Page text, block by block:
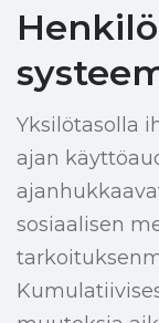
Yksilötasolla
ajan
sosiaalisen